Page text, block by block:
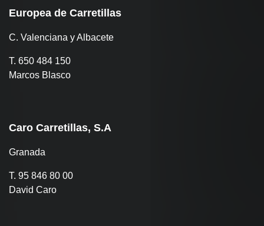
Europea de Carretillas
C. Valenciana y Albacete
T. 650 484 150
Marcos Blasco
Caro Carretillas, S.A
Granada
T. 95 846 80 00
David Caro